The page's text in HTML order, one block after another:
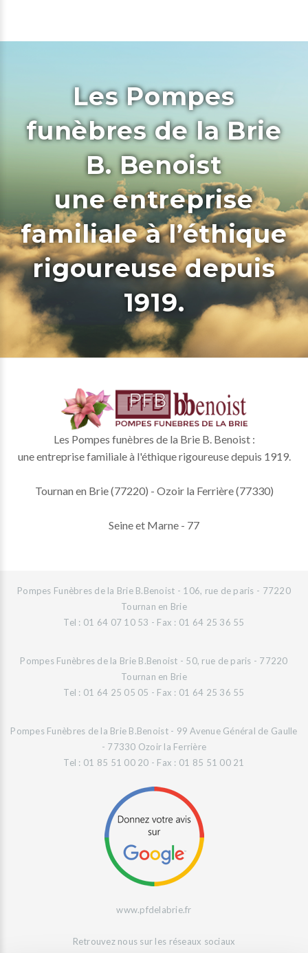
Les Pompes
funèbres de la Brie
B. Benoist
une entreprise
familiale à l’éthique
rigoureuse depuis
1919.
Les Pompes funèbres de la Brie B. Benoist :
une entreprise familiale à l'éthique rigoureuse depuis 1919.
Tournan en Brie (77220) - Ozoir la Ferrière (77330)
Seine et Marne - 77
Pompes Funèbres de la Brie B.Benoist - 106, rue de paris - 77220
Tournan en Brie
Tel : 01 64 07 10 53 - Fax : 01 64 25 36 55
Pompes Funèbres de la Brie B.Benoist - 50, rue de paris - 77220
Tournan en Brie
Tel : 01 64 25 05 05 - Fax : 01 64 25 36 55
Pompes Funèbres de la Brie B.Benoist - 99 Avenue Général de Gaulle
- 77330 Ozoir la Ferrière
Tel : 01 85 51 00 20 - Fax : 01 85 51 00 21
www.pfdelabrie.fr
Retrouvez nous sur les réseaux sociaux